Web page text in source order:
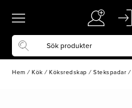
Hem / Kök / Köksredskap / Stekspadar /